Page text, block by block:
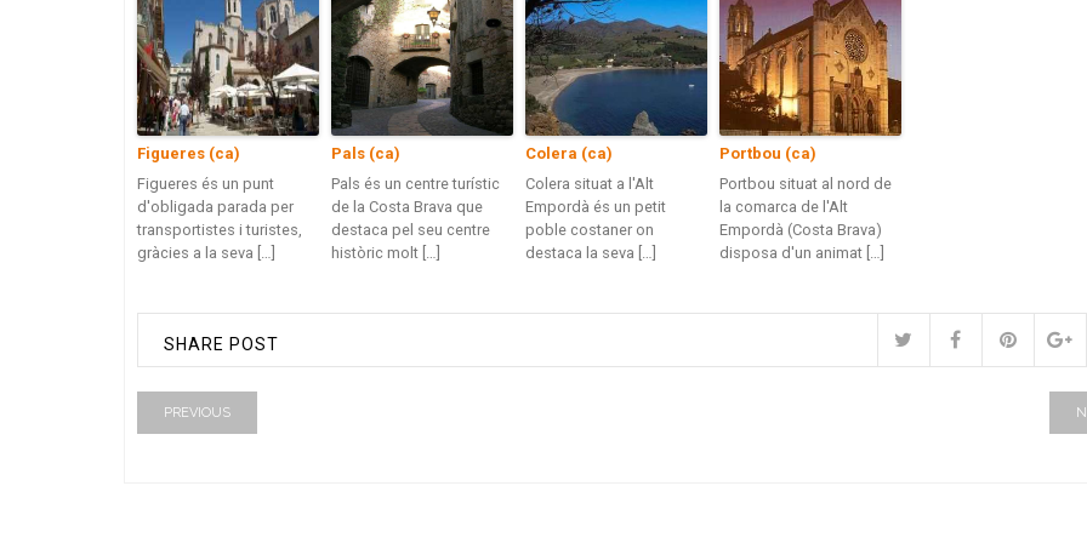
Figueres (ca)
Figueres és un punt
d'obligada parada per
transportistes i turistes,
gràcies a la seva […]
Pals (ca)
Pals és un centre turístic
de la Costa Brava que
destaca pel seu centre
històric molt […]
Colera (ca)
Colera situat a l'Alt
Empordà és un petit
poble costaner on
destaca la seva […]
Portbou (ca)
Portbou situat al nord de
la comarca de l'Alt
Empordà (Costa Brava)
disposa d'un animat […]
SHARE POST
PREVIOUS